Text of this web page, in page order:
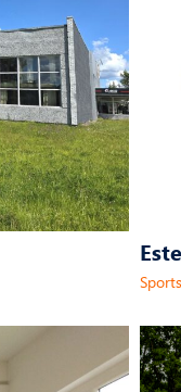
Sports